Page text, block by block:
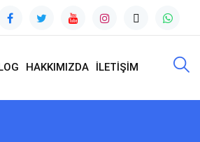
HAKKIMIZDA İLETİŞİM